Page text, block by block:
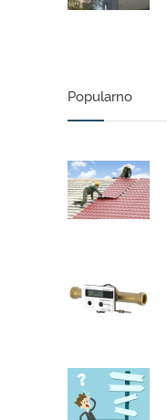
Popularno